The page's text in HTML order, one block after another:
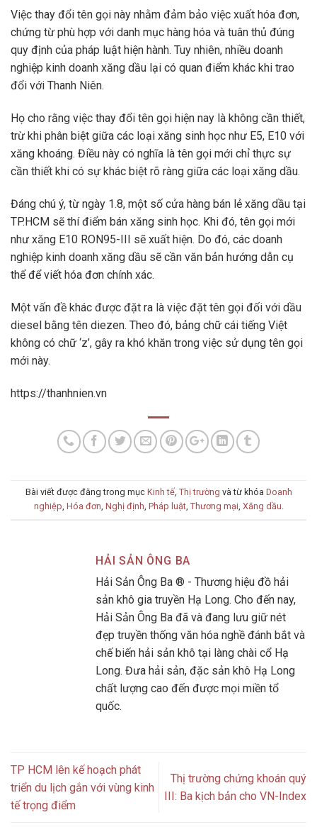
Việc thay đổi tên gọi này nhằm đảm bảo việc xuất hóa đơn,
chứng từ phù hợp với danh mục hàng hóa và tuân thủ đúng
quy định của pháp luật hiện hành. Tuy nhiên, nhiều doanh
nghiệp kinh doanh xăng dầu lại có quan điểm khác khi trao
đổi với Thanh Niên.
Họ cho rằng việc thay đổi tên gọi hiện nay là không cần thiết,
trừ khi phân biệt giữa các loại xăng sinh học như E5, E10 với
xăng khoáng. Điều này có nghĩa là tên gọi mới chỉ thực sự
cần thiết khi có sự khác biệt rõ ràng giữa các loại xăng dầu.
Đáng chú ý, từ ngày 1.8, một số cửa hàng bán lẻ xăng dầu tại
TP.HCM sẽ thí điểm bán xăng sinh học. Khi đó, tên gọi mới
như xăng E10 RON95-III sẽ xuất hiện. Do đó, các doanh
nghiệp kinh doanh xăng dầu sẽ cần văn bản hướng dẫn cụ
thể để viết hóa đơn chính xác.
Một vấn đề khác được đặt ra là việc đặt tên gọi đối với dầu
diesel bằng tên diezen. Theo đó, bảng chữ cái tiếng Việt
không có chữ ‘z’, gây ra khó khăn trong việc sử dụng tên gọi
mới này.
https://thanhnien.vn
Bài viết được đăng trong mục Kinh tế, Thị trường và từ khóa Doanh
nghiệp Hóa đơn Nghị định Pháp luật, Thương mại Xăng dầu
HẢI SẢN ÔNG BA
Hải Sản Ông Ba ® - Thương hiệu đồ hải
sản khô gia truyền Hạ Long. Cho đến nay,
Hải Sản Ông Ba đã và đang lưu giữ nét
đẹp truyền thống văn hóa nghề đánh bắt và
chế biến hải sản khô tại làng chài cổ Hạ
Long. Đưa hải sản, đặc sản khô Hạ Long
chất lượng cao đến được mọi miền tổ
quốc.
TP HCM lên kế hoạch phát
triển du lịch gắn với vùng kinh
tế trọng điểm
Thị trường chứng khoán quý
III: Ba kịch bản cho VN-Index